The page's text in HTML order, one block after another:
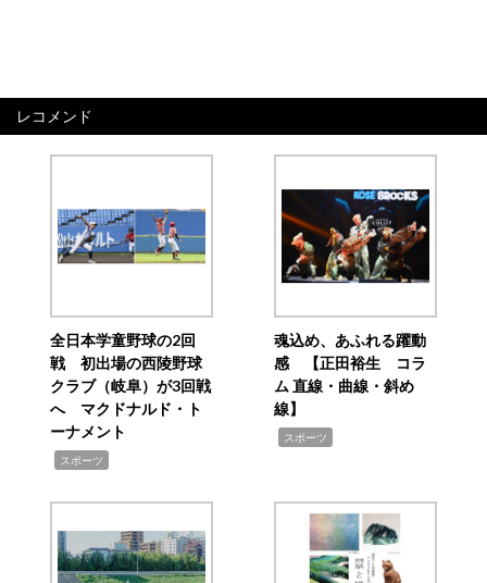
レコメンド
全日本学童野球の2回
戦 初出場の西陵野球
クラブ（岐阜）が3回戦
へ マクドナルド・ト
ーナメント
スポーツ
魂込め、あふれる躍動
感 【正田裕生 コラ
ム 直線・曲線・斜め
線】
スポーツ